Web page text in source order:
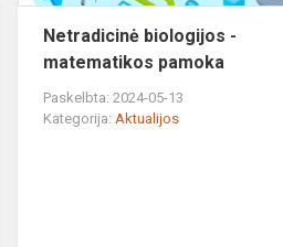
Netradicinė biologijos -
matematikos pamoka
Paskelbta: 2024-05-13
Kategorija:Aktualijos